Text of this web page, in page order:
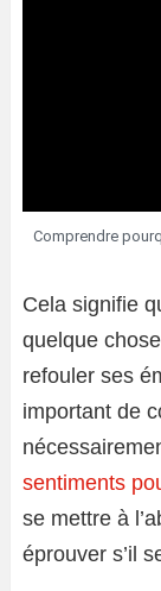
Comprendre
Cela signifie
quelque
refouler ses
important de
sentiments
se mettre à
éprouver s’il